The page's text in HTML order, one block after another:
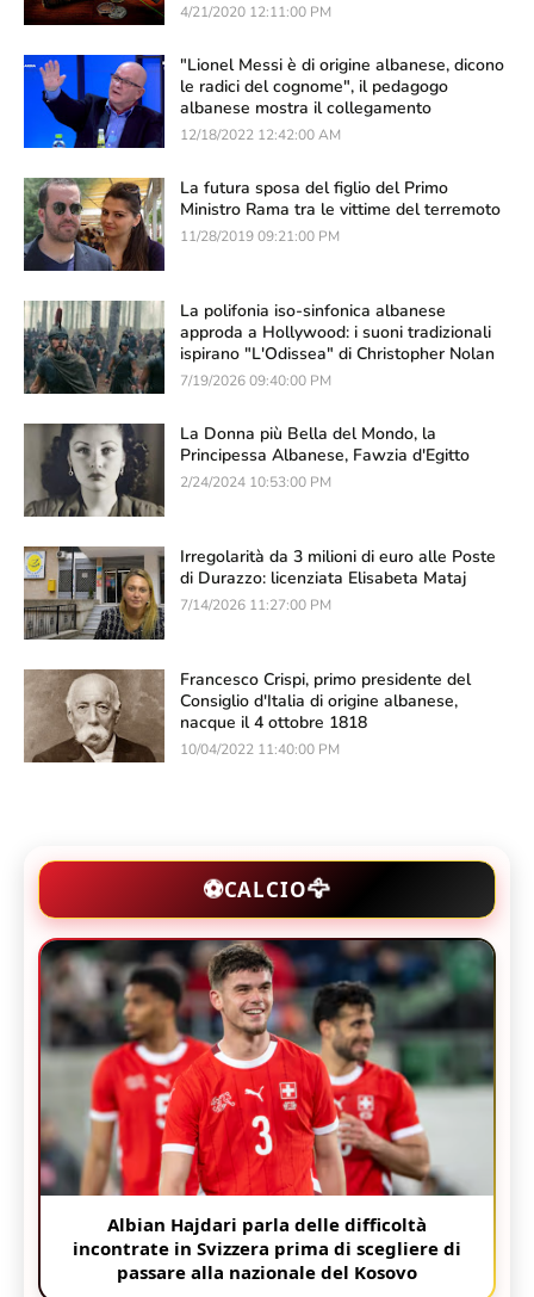
4/21/2020 12:11:00 PM
"Lionel Messi è di origine albanese, dicono
le radici del cognome", il pedagogo
albanese mostra il collegamento
12/18/2022 12:42:00 AM
La futura sposa del figlio del Primo
Ministro Rama tra le vittime del terremoto
11/28/2019 09:21:00 PM
La polifonia iso-sinfonica albanese
approda a Hollywood: i suoni tradizionali
ispirano "L'Odissea" di Christopher Nolan
7/19/2026 09:40:00 PM
La Donna più Bella del Mondo, la
Principessa Albanese, Fawzia d'Egitto
2/24/2024 10:53:00 PM
Irregolarità da 3 milioni di euro alle Poste
di Durazzo: licenziata Elisabeta Mataj
7/14/2026 11:27:00 PM
Francesco Crispi, primo presidente del
Consiglio d'Italia di origine albanese,
nacque il 4 ottobre 1818
10/04/2022 11:40:00 PM
⚽CALCIO🦅
Albian Hajdari parla delle difficoltà
incontrate in Svizzera prima di scegliere di
passare alla nazionale del Kosovo